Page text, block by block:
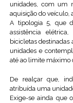
unidades, com um
aquisição do veículo,
A tipologia 5, que
assistência
bicicletas destinadas
unidades e
até ao limite máximo
De realçar que,
atribuída uma
Exige-se ainda que